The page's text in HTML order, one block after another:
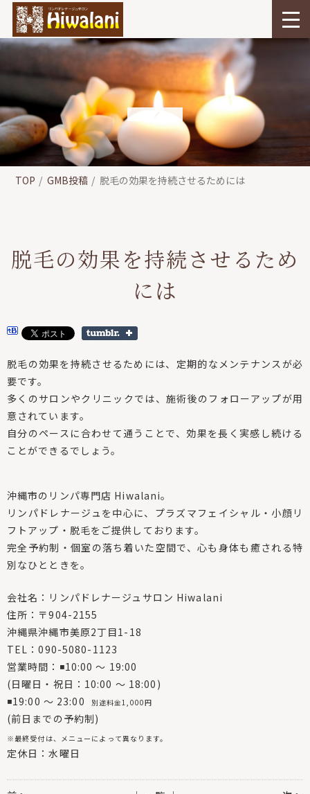
TOP GMB投稿 脱毛の効果を持続させるためには
脱毛の効果を持続させるため
には
脱毛の効果を持続させるためには、定期的なメンテナンスが必
要です。
多くのサロンやクリニックでは、施術後のフォローアップが用
意されています。
自分のペースに合わせて通うことで、効果を長く実感し続ける
ことができるでしょう。
沖縄市のリンパ専門店 Hiwalani。
リンパドレナージュを中心に、プラズマフェイシャル・小顔リ
フトアップ・脱毛をご提供しております。
完全予約制・個室の落ち着いた空間で、心も身体も癒される特
別なひとときを。
会社名：リンパドレナージュサロン Hiwalani
住所：〒904-2155
沖縄県沖縄市美原2丁目1-18
TEL：090-5080-1123
営業時間：◾10:00 〜 19:00
(日曜日・祝日：10:00 〜 18:00)
◾19:00 〜 23:00
別途料金1,000円
(前日までの予約制)
※最終受付は、メニューによって異なります。
定休日：水曜日